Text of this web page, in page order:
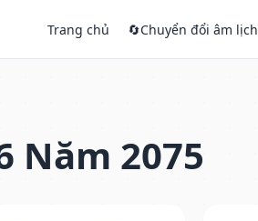
Trang chủ 🔄Chuyển đổi âm lịch
Năm 2075